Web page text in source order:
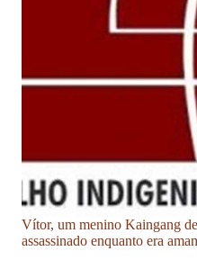
Vítor, um menino Kaingang
assassinado enquanto era